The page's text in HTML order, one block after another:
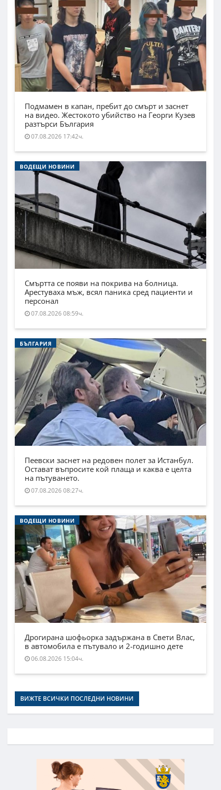
Подмамен в капан, пребит до смърт и заснет
на видео. Жестокото убийство на Георги Кузев
разтърси България
07.08.2026 17:42ч.
ВОДЕЩИ НОВИНИ
Смъртта се появи на покрива на болница.
Арестуваха мъж, всял паника сред пациенти и
персонал
07.08.2026 08:59ч.
БЪЛГАРИЯ
Пеевски заснет на редовен полет за Истанбул.
Остават въпросите кой плаща и каква е целта
на пътуването.
07.08.2026 08:27ч.
ВОДЕЩИ НОВИНИ
Дрогирана шофьорка задържана в Свети Влас,
в автомобила е пътувало и 2-годишно дете
06.08.2026 15:04ч.
ВИЖТЕ ВСИЧКИ ПОСЛЕДНИ НОВИНИ